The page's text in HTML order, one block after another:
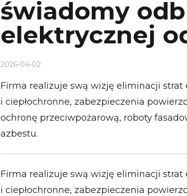
świadomy
elektrycznej
2026-04-02
Firma realizuje swą wizję eliminacji
i ciepłochronne, zabezpieczenia
ochronę przeciwpożarową, roboty
azbestu.
Firma realizuje swą wizję eliminacji
i ciepłochronne, zabezpieczenia